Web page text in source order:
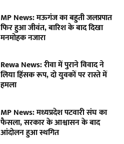
MP News: मऊगंज का बहुती जलप्रपात
फिर हुआ जीवंत, बारिश के बाद दिखा
मनमोहक नजारा
Rewa News: रीवा में पुराने विवाद ने
लिया हिंसक रूप, दो युवकों पर रास्ते में
हमला
MP News: मध्यप्रदेश पटवारी संघ का
फैसला, सरकार के आश्वासन के बाद
आंदोलन हुआ स्थगित